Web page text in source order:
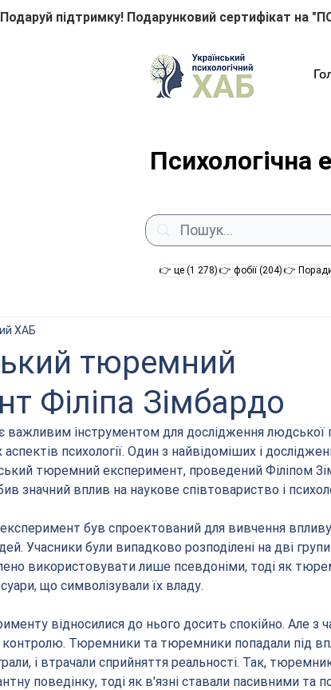
Подаруй підтримку! Подарунковий сертифікат на
Психологічна
👉 це (1 278)1 278 постів
👉 фобії (204)204 пости
👉
тюремний
Філіпа Зімбардо
ХАБ
важливим інструментом для дослідження людської
психології. Один з найвідоміших і
тюремний експеримент, проведений Філіпом
значний вплив на наукове співтовариство і
був спроектований для вивчення впливу
Учасники були випадково розподілені на дві
використовувати лише псевдоніми, тоді як
що символізували їх владу.
відносилися до нього досить спокійно. Але з
Тюремники та тюремники попадали під
і втрачали сприйняття реальності. Так,
поведінку, тоді як в'язні ставали пасивними та